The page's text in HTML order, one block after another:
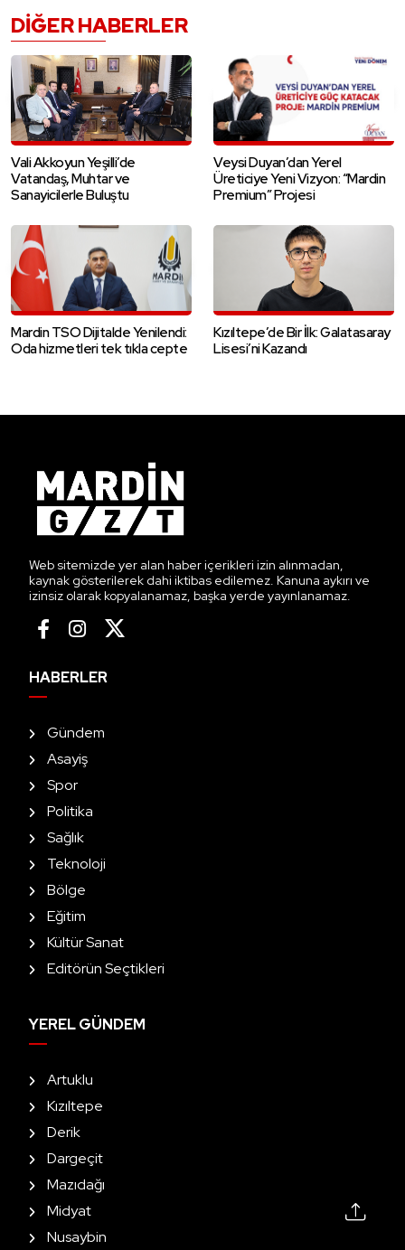
DIĞER HABERLER
Vali Akkoyun Yeşilli’de
Vatandaş, Muhtar ve
Sanayicilerle Buluştu
Veysi Duyan’dan Yerel
Üreticiye Yeni Vizyon: “Mardin
Premium” Projesi
Mardin TSO Dijitalde Yenilendi:
Oda hizmetleri tek tıkla cepte
Kızıltepe’de Bir İlk: Galatasaray
Lisesi’ni Kazandı
Web sitemizde yer alan haber içerikleri izin alınmadan,
kaynak gösterilerek dahi iktibas edilemez. Kanuna aykırı ve
izinsiz olarak kopyalanamaz, başka yerde yayınlanamaz.
HABERLER
Gündem
Asayiş
Spor
Politika
Sağlık
Teknoloji
Bölge
Eğitim
Kültür Sanat
Editörün Seçtikleri
YEREL GÜNDEM
Artuklu
Kızıltepe
Derik
Dargeçit
Mazıdağı
Midyat
Nusaybin